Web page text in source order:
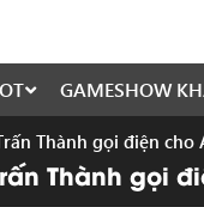
GAMESHOW
Thành gọi điện
Thành gọi